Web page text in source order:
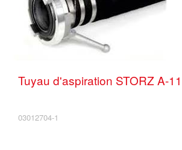
Tuyau d'aspiration STORZ A-
03012704-1